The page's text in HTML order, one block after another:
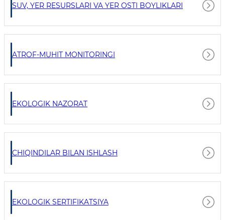
SUV, YER RESURSLARI VA YER OSTI BOYLIKLARI
ATROF-MUHIT MONITORINGI
EKOLOGIK NAZORAT
CHIQINDILAR BILAN ISHLASH
EKOLOGIK SERTIFIKATSIYA